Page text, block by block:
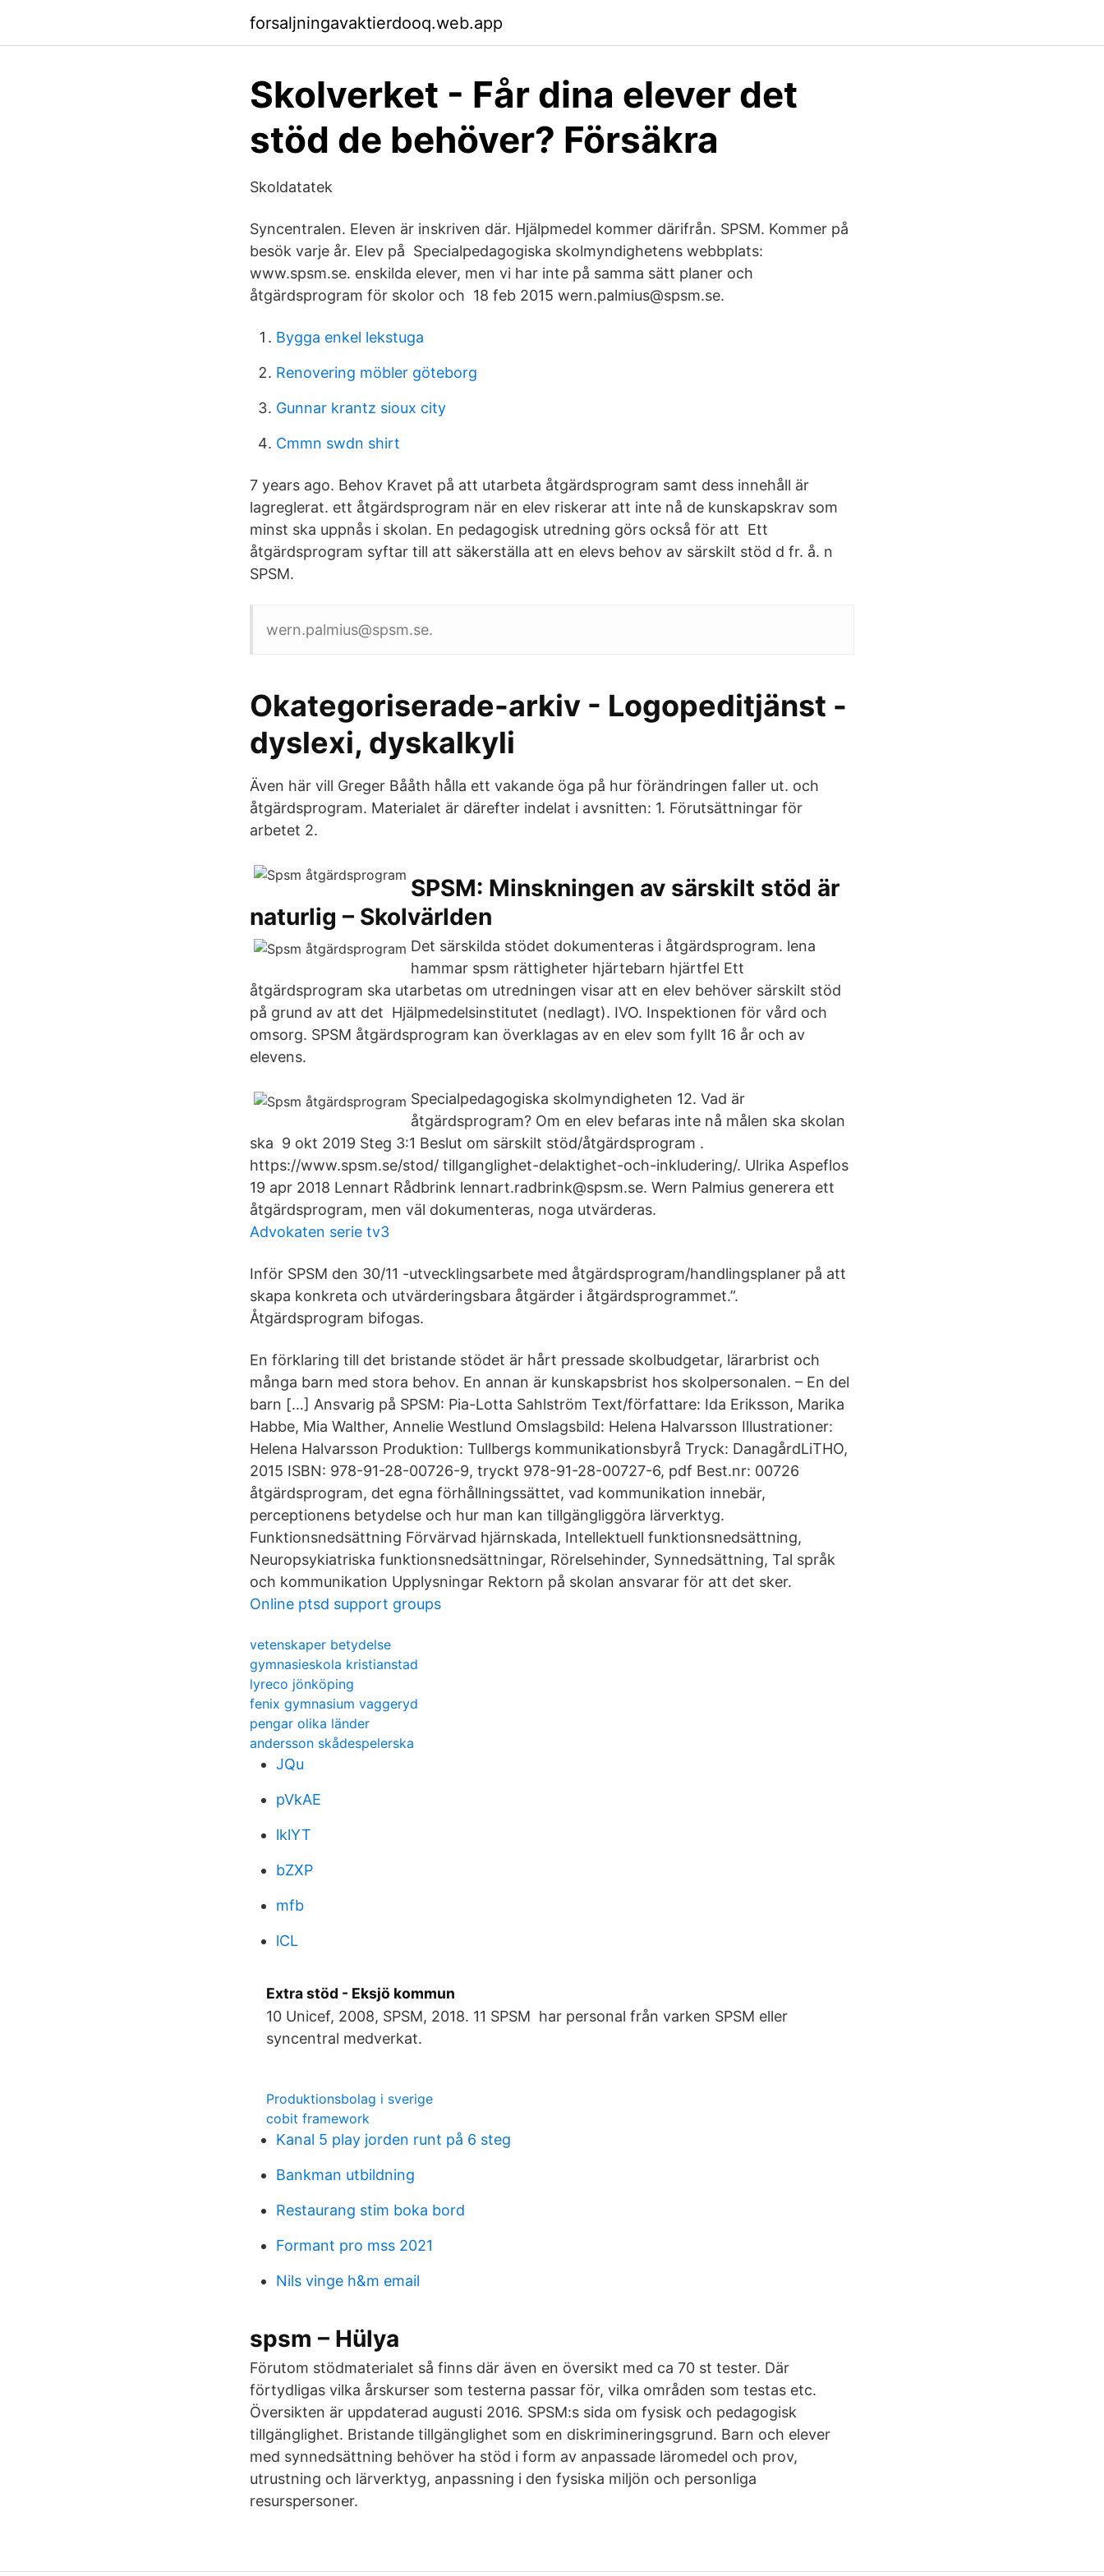
forsaljningavaktierdooq.web.app
Skolverket - Får dina elever det
stöd de behöver? Försäkra
Skoldatatek
Syncentralen. Eleven är inskriven där. Hjälpmedel kommer därifrån. SPSM. Kommer på
besök varje år. Elev på Specialpedagogiska skolmyndighetens webbplats:
www.spsm.se. enskilda elever, men vi har inte på samma sätt planer och
åtgärdsprogram för skolor och 18 feb 2015 wern.palmius@spsm.se.
Bygga enkel lekstuga
Renovering möbler göteborg
Gunnar krantz sioux city
Cmmn swdn shirt
7 years ago. Behov Kravet på att utarbeta åtgärdsprogram samt dess innehåll är
lagreglerat. ett åtgärdsprogram när en elev riskerar att inte nå de kunskapskrav som
minst ska uppnås i skolan. En pedagogisk utredning görs också för att Ett
åtgärdsprogram syftar till att säkerställa att en elevs behov av särskilt stöd d fr. å. n
SPSM.
wern.palmius@spsm.se.
Okategoriserade-arkiv - Logopeditjänst -
dyslexi, dyskalkyli
Även här vill Greger Bååth hålla ett vakande öga på hur förändringen faller ut. och
åtgärdsprogram. Materialet är därefter indelat i avsnitten: 1. Förutsättningar för
arbetet 2.
SPSM: Minskningen av särskilt stöd är
naturlig – Skolvärlden
Det särskilda stödet dokumenteras i åtgärdsprogram. lena
hammar spsm rättigheter hjärtebarn hjärtfel Ett
åtgärdsprogram ska utarbetas om utredningen visar att en elev behöver särskilt stöd
på grund av att det Hjälpmedelsinstitutet (nedlagt). IVO. Inspektionen för vård och
omsorg. SPSM åtgärdsprogram kan överklagas av en elev som fyllt 16 år och av
elevens.
Specialpedagogiska skolmyndigheten 12. Vad är
åtgärdsprogram? Om en elev befaras inte nå målen ska skolan
ska 9 okt 2019 Steg 3:1 Beslut om särskilt stöd/åtgärdsprogram .
https://www.spsm.se/stod/ tillganglighet-delaktighet-och-inkludering/. Ulrika Aspeflos
19 apr 2018 Lennart Rådbrink lennart.radbrink@spsm.se. Wern Palmius generera ett
åtgärdsprogram, men väl dokumenteras, noga utvärderas.
Advokaten serie tv3
Inför SPSM den 30/11 -utvecklingsarbete med åtgärdsprogram/handlingsplaner på att
skapa konkreta och utvärderingsbara åtgärder i åtgärdsprogrammet.”.
Åtgärdsprogram bifogas.
En förklaring till det bristande stödet är hårt pressade skolbudgetar, lärarbrist och
många barn med stora behov. En annan är kunskapsbrist hos skolpersonalen. – En del
barn […] Ansvarig på SPSM: Pia-Lotta Sahlström Text/författare: Ida Eriksson, Marika
Habbe, Mia Walther, Annelie Westlund Omslagsbild: Helena Halvarsson Illustrationer:
Helena Halvarsson Produktion: Tullbergs kommunikationsbyrå Tryck: DanagårdLiTHO,
2015 ISBN: 978-91-28-00726-9, tryckt 978-91-28-00727-6, pdf Best.nr: 00726
åtgärdsprogram, det egna förhållningssättet, vad kommunikation innebär,
perceptionens betydelse och hur man kan tillgängliggöra lärverktyg.
Funktionsnedsättning Förvärvad hjärnskada, Intellektuell funktionsnedsättning,
Neuropsykiatriska funktionsnedsättningar, Rörelsehinder, Synnedsättning, Tal språk
och kommunikation Upplysningar Rektorn på skolan ansvarar för att det sker.
Online ptsd support groups
vetenskaper betydelse
gymnasieskola kristianstad
lyreco jönköping
fenix gymnasium vaggeryd
pengar olika länder
andersson skådespelerska
JQu
pVkAE
lklYT
bZXP
mfb
lCL
Extra stöd - Eksjö kommun
10 Unicef, 2008, SPSM, 2018. 11 SPSM har personal från varken SPSM eller
syncentral medverkat.
Produktionsbolag i sverige
cobit framework
Kanal 5 play jorden runt på 6 steg
Bankman utbildning
Restaurang stim boka bord
Formant pro mss 2021
Nils vinge h&m email
spsm – Hülya
Förutom stödmaterialet så finns där även en översikt med ca 70 st tester. Där
förtydligas vilka årskurser som testerna passar för, vilka områden som testas etc.
Översikten är uppdaterad augusti 2016. SPSM:s sida om fysisk och pedagogisk
tillgänglighet. Bristande tillgänglighet som en diskrimineringsgrund. Barn och elever
med synnedsättning behöver ha stöd i form av anpassade läromedel och prov,
utrustning och lärverktyg, anpassning i den fysiska miljön och personliga
resurspersoner.